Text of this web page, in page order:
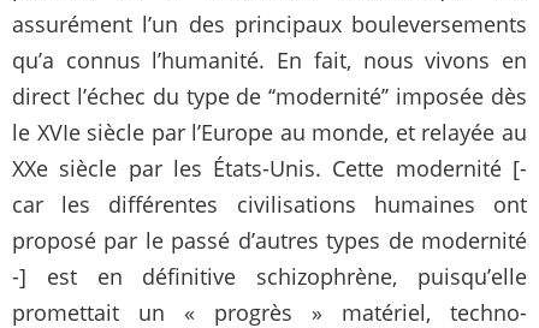
assurément l’un des principaux bouleversements
qu’a connus l’humanité. En fait, nous vivons en
direct l’échec du type de ‘‘modernité’’ imposée dès
le XVIe siècle par l’Europe au monde, et relayée au
XXe siècle par les États-Unis. Cette modernité [-
car les différentes civilisations humaines ont
proposé par le passé d’autres types de modernité
-] est en définitive schizophrène, puisqu’elle
promettait un « progrès » matériel, techno-